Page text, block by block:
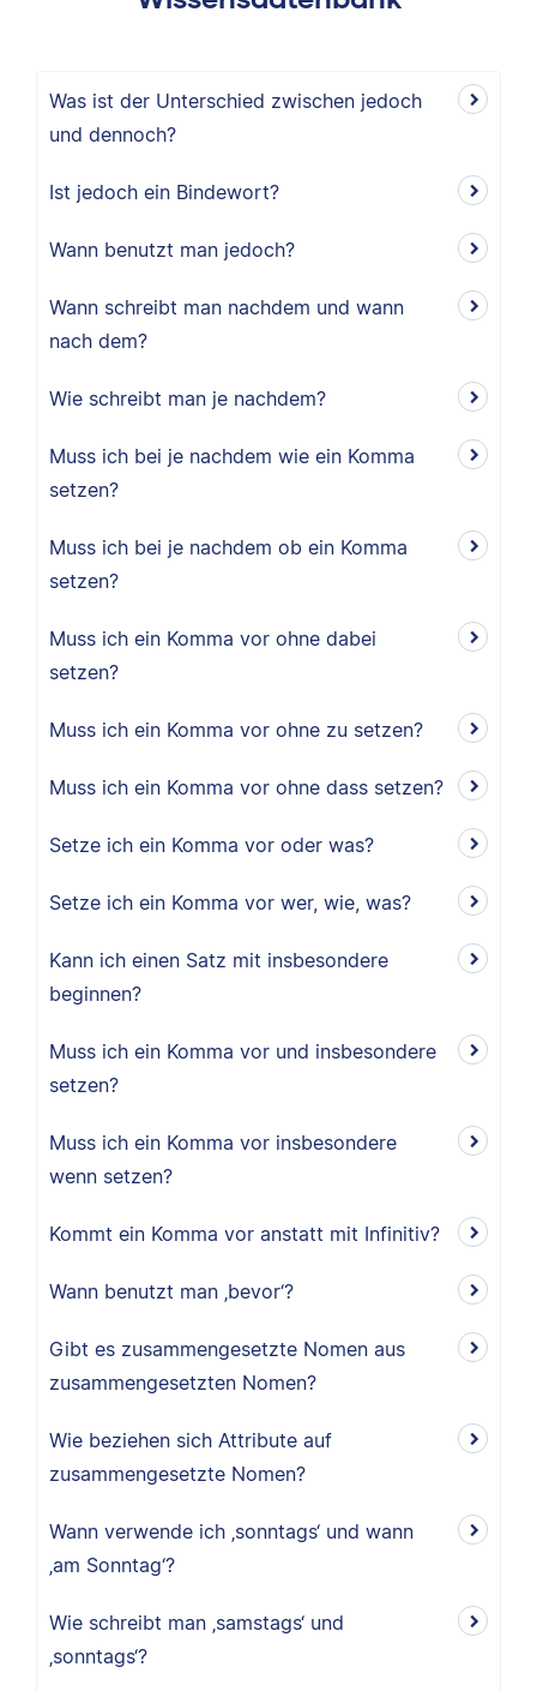
Was ist der Unterschied zwischen jedoch
und dennoch?
Ist jedoch ein Bindewort?
Wann benutzt man jedoch?
Wann schreibt man nachdem und wann
nach dem?
Wie schreibt man je nachdem?
Muss ich bei je nachdem wie ein Komma
setzen?
Muss ich bei je nachdem ob ein Komma
setzen?
Muss ich ein Komma vor ohne dabei
setzen?
Muss ich ein Komma vor ohne zu setzen?
Muss ich ein Komma vor ohne dass setzen?
Setze ich ein Komma vor oder was?
Setze ich ein Komma vor wer, wie, was?
Kann ich einen Satz mit insbesondere
beginnen?
Muss ich ein Komma vor und insbesondere
setzen?
Muss ich ein Komma vor insbesondere
wenn setzen?
Kommt ein Komma vor anstatt mit Infinitiv?
Wann benutzt man ‚bevor‘?
Gibt es zusammengesetzte Nomen aus
zusammengesetzten Nomen?
Wie beziehen sich Attribute auf
zusammengesetzte Nomen?
Wann verwende ich ‚sonntags‘ und wann
‚am Sonntag‘?
Wie schreibt man ‚samstags‘ und
‚sonntags‘?